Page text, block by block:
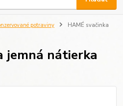
potraviny
HAMÉ svačinka
jemná nátierka